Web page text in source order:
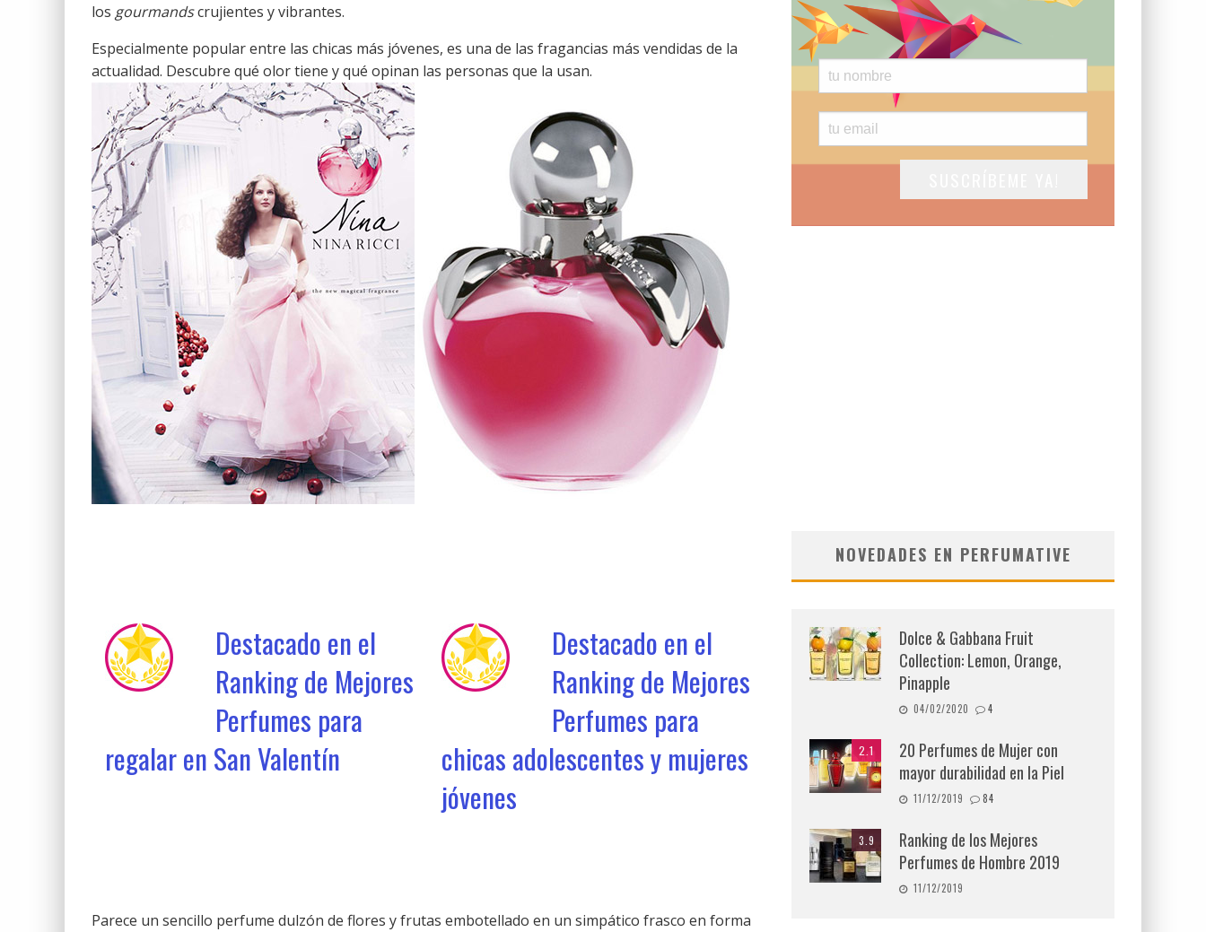
los gourmandscrujientes y vibrantes.
Especialmente popular entre las chicas más jóvenes, es una de las fragancias más vendidas de la
actualidad. Descubre qué olor tiene y qué opinan las personas que la usan.
Destacado en el
Ranking de Mejores
Perfumes para
regalar en San Valentín
Destacado en el
Ranking de Mejores
Perfumes para
chicas adolescentes y mujeres
jóvenes
Parece un sencillo perfume dulzón de flores y frutas embotellado en un simpático frasco en forma
NOVEDADES EN PERFUMATIVE
Dolce & Gabbana Fruit
Collection: Lemon, Orange,
Pinapple
04/02/2020 4
2.1
20 Perfumes de Mujer con
mayor durabilidad en la Piel
11/12/2019 84
3.9
Ranking de los Mejores
Perfumes de Hombre 2019
11/12/2019